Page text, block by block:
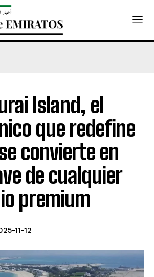
Island, el
que redefine
convierte en
de cualquier
premium
11-12